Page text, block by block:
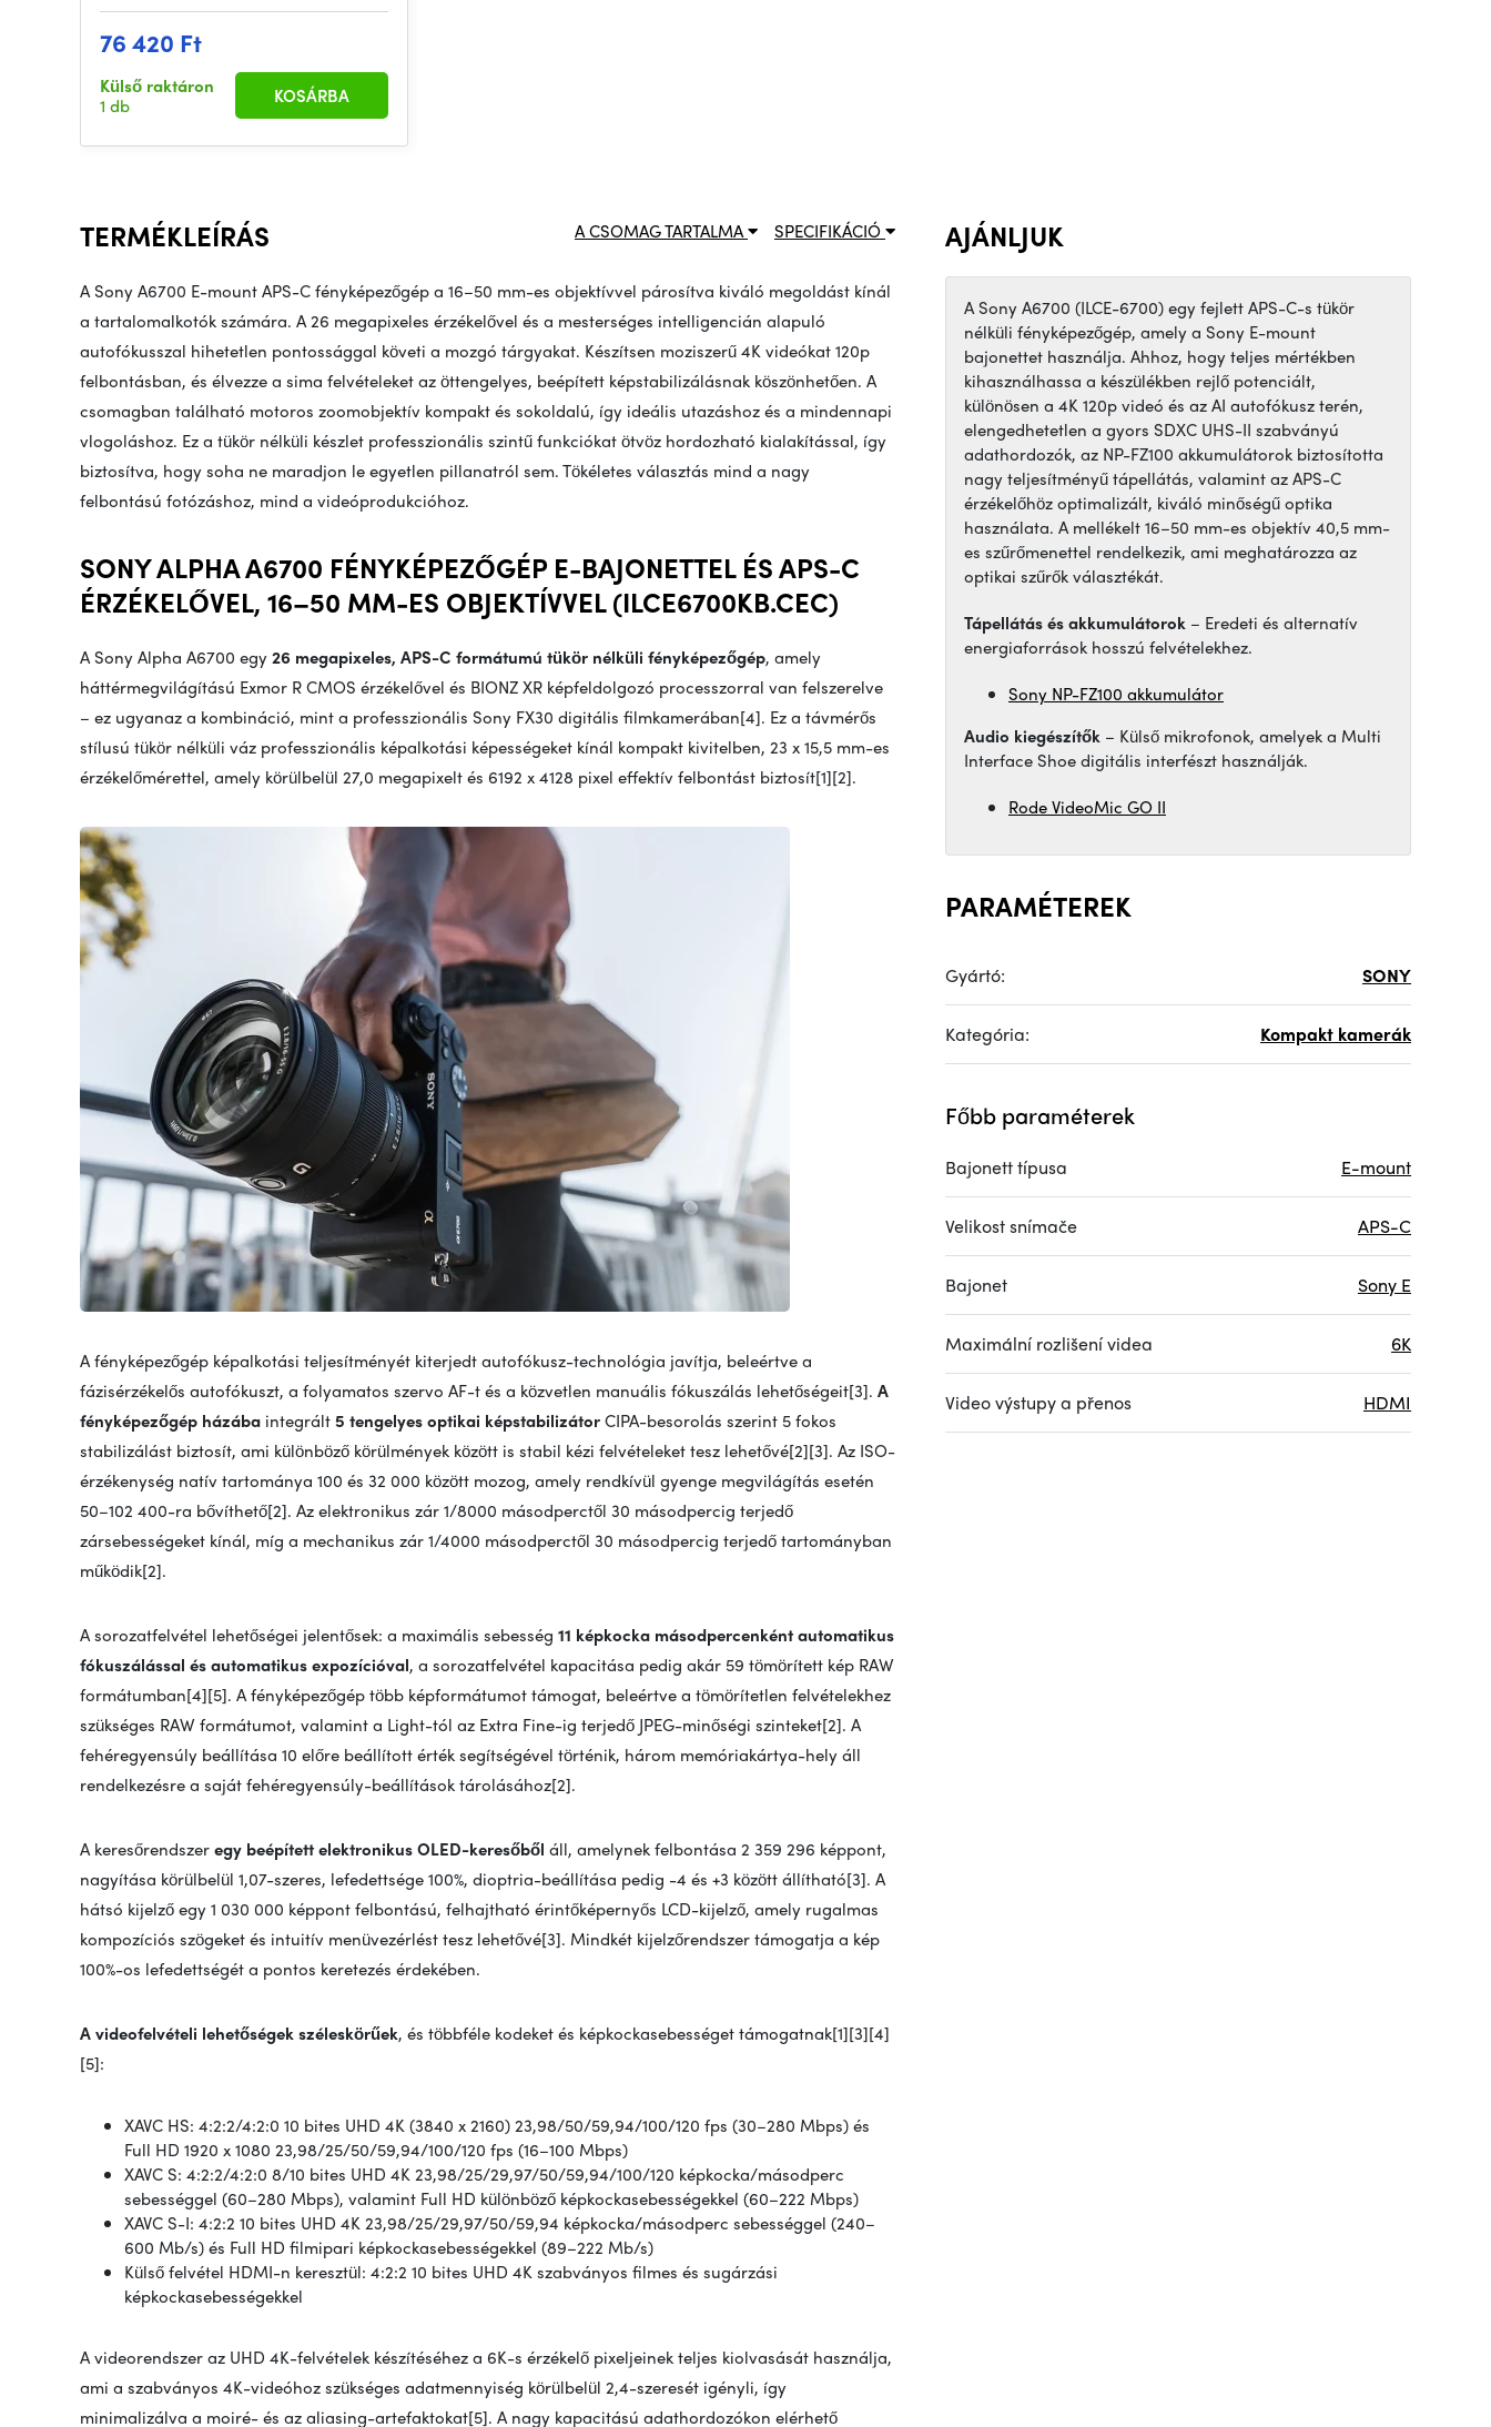
76 420 Ft
Külső raktáron
1 db
KOSÁRBA
SPECIFIKÁCIÓ
A CSOMAG TARTALMA
TERMÉKLEÍRÁS
A Sony A6700 E-mount APS-C fényképezőgép a 16–50 mm-es objektívvel párosítva kiváló megoldást kínál
a tartalomalkotók számára. A 26 megapixeles érzékelővel és a mesterséges intelligencián alapuló
autofókusszal hihetetlen pontossággal követi a mozgó tárgyakat. Készítsen moziszerű 4K videókat 120p
felbontásban, és élvezze a sima felvételeket az öttengelyes, beépített képstabilizálásnak köszönhetően. A
csomagban található motoros zoomobjektív kompakt és sokoldalú, így ideális utazáshoz és a mindennapi
vlogoláshoz. Ez a tükör nélküli készlet professzionális szintű funkciókat ötvöz hordozható kialakítással, így
biztosítva, hogy soha ne maradjon le egyetlen pillanatról sem. Tökéletes választás mind a nagy
felbontású fotózáshoz, mind a videóprodukcióhoz.
SONY ALPHA A6700 FÉNYKÉPEZŐGÉP E-BAJONETTEL ÉS APS-C
ÉRZÉKELŐVEL, 16–50 MM-ES OBJEKTÍVVEL (ILCE6700KB.CEC)
A Sony Alpha A6700 egy26 megapixeles, APS-C formátumú tükör nélküli fényképezőgép, amely
háttérmegvilágítású Exmor R CMOS érzékelővel és BIONZ XR képfeldolgozó processzorral van felszerelve
– ez ugyanaz a kombináció, mint a professzionális Sony FX30 digitális filmkamerában[4]. Ez a távmérős
stílusú tükör nélküli váz professzionális képalkotási képességeket kínál kompakt kivitelben, 23 x 15,5 mm-es
érzékelőmérettel, amely körülbelül 27,0 megapixelt és 6192 x 4128 pixel effektív felbontást biztosít[1][2].
A fényképezőgép képalkotási teljesítményét kiterjedt autofókusz-technológia javítja, beleértve a
fázisérzékelős autofókuszt, a folyamatos szervo AF-t és a közvetlen manuális fókuszálás lehetőségeit[3]. A
fényképezőgép házába integrált5 tengelyes optikai képstabilizátorCIPA-besorolás szerint 5 fokos
stabilizálást biztosít, ami különböző körülmények között is stabil kézi felvételeket tesz lehetővé[2][3]. Az ISO-
érzékenység natív tartománya 100 és 32 000 között mozog, amely rendkívül gyenge megvilágítás esetén
50–102 400-ra bővíthető[2]. Az elektronikus zár 1/8000 másodperctől 30 másodpercig terjedő
zársebességeket kínál, míg a mechanikus zár 1/4000 másodperctől 30 másodpercig terjedő tartományban
működik[2].
A sorozatfelvétel lehetőségei jelentősek: a maximális sebesség 11 képkocka másodpercenként automatikus
fókuszálással és automatikus expozícióval, a sorozatfelvétel kapacitása pedig akár 59 tömörített kép RAW
formátumban[4][5]. A fényképezőgép több képformátumot támogat, beleértve a tömörítetlen felvételekhez
szükséges RAW formátumot, valamint a Light-tól az Extra Fine-ig terjedő JPEG-minőségi szinteket[2]. A
fehéregyensúly beállítása 10 előre beállított érték segítségével történik, három memóriakártya-hely áll
rendelkezésre a saját fehéregyensúly-beállítások tárolásához[2].
A keresőrendszeregy beépített elektronikus OLED-keresőből áll, amelynek felbontása 2 359 296 képpont,
nagyítása körülbelül 1,07-szeres, lefedettsége 100%, dioptria-beállítása pedig -4 és +3 között állítható[3]. A
hátsó kijelző egy 1 030 000 képpont felbontású, felhajtható érintőképernyős LCD-kijelző, amely rugalmas
kompozíciós szögeket és intuitív menüvezérlést tesz lehetővé[3]. Mindkét kijelzőrendszer támogatja a kép
100%-os lefedettségét a pontos keretezés érdekében.
A videofelvételi lehetőségek széleskörűek, és többféle kodeket és képkockasebességet támogatnak[1][3][4]
[5]:
XAVC HS: 4:2:2/4:2:0 10 bites UHD 4K (3840 x 2160) 23,98/50/59,94/100/120 fps (30–280 Mbps) és
Full HD 1920 x 1080 23,98/25/50/59,94/100/120 fps (16–100 Mbps)
XAVC S: 4:2:2/4:2:0 8/10 bites UHD 4K 23,98/25/29,97/50/59,94/100/120 képkocka/másodperc
sebességgel (60–280 Mbps), valamint Full HD különböző képkockasebességekkel (60–222 Mbps)
XAVC S-I: 4:2:2 10 bites UHD 4K 23,98/25/29,97/50/59,94 képkocka/másodperc sebességgel (240–
600 Mb/s) és Full HD filmipari képkockasebességekkel (89–222 Mb/s)
Külső felvétel HDMI-n keresztül: 4:2:2 10 bites UHD 4K szabványos filmes és sugárzási
képkockasebességekkel
A videorendszer az UHD 4K-felvételek készítéséhez a 6K-s érzékelő pixeljeinek teljes kiolvasását használja,
ami a szabványos 4K-videóhoz szükséges adatmennyiség körülbelül 2,4-szeresét igényli, így
minimalizálva a moiré- és az aliasing-artefaktokat[5]. A nagy kapacitású adathordozókon elérhető
AJÁNLJUK
A Sony A6700 (ILCE-6700) egy fejlett APS-C-s tükör
nélküli fényképezőgép, amely a Sony E-mount
bajonettet használja. Ahhoz, hogy teljes mértékben
kihasználhassa a készülékben rejlő potenciált,
különösen a 4K 120p videó és az AI autofókusz terén,
elengedhetetlen a gyors SDXC UHS-II szabványú
adathordozók, az NP-FZ100 akkumulátorok biztosította
nagy teljesítményű tápellátás, valamint az APS-C
érzékelőhöz optimalizált, kiváló minőségű optika
használata. A mellékelt 16–50 mm-es objektív 40,5 mm-
es szűrőmenettel rendelkezik, ami meghatározza az
optikai szűrők választékát.
Tápellátás és akkumulátorok – Eredeti és alternatív
energiaforrások hosszú felvételekhez.
Sony NP-FZ100 akkumulátor
Audio kiegészítők – Külső mikrofonok, amelyek a Multi
Interface Shoe digitális interfészt használják.
Rode VideoMic GO II
PARAMÉTEREK
Gyártó: SONY
Kategória: Kompakt kamerák
Főbb paraméterek
Bajonett típusa E-mount
Velikost snímače APS-C
Bajonet Sony E
Maximální rozlišení videa 6K
Video výstupy a přenos HDMI